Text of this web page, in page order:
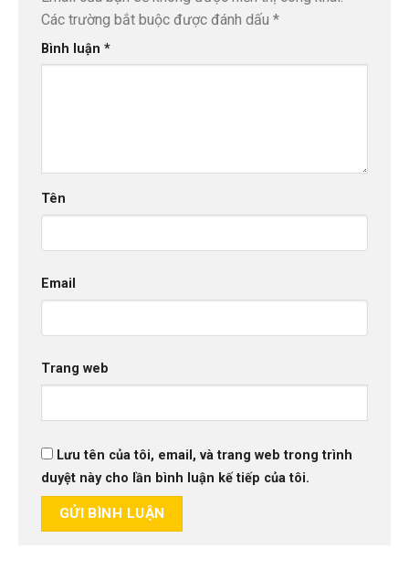
Các trường bắt buộc được đánh dấu *
Bình luận *
Tên
Email
Trang web
Lưu tên của tôi, email, và trang web trong trình
duyệt này cho lần bình luận kế tiếp của tôi.